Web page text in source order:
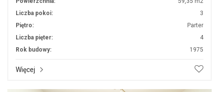
Liczba pokoi:
3
Piętro:
Parter
Liczba pięter:
4
Rok budowy:
1975
Więcej